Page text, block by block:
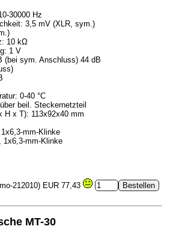
30000 Hz
3,5 mV (XLR, sym.)
10 kΩ
1 V
(bei sym. Anschluss) 44 dB
0-40 °C
beil. Steckernetzteil
H x T): 113x92x40 mm
mm-Klinke
1x6,3-mm-Klinke
212010) EUR 77,43
MT-30